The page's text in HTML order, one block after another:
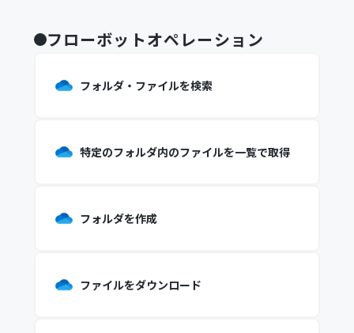
フローボットオペレーション
フォルダ・ファイルを検索
特定のフォルダ内のファイルを一覧で取得
フォルダを作成
ファイルをダウンロード